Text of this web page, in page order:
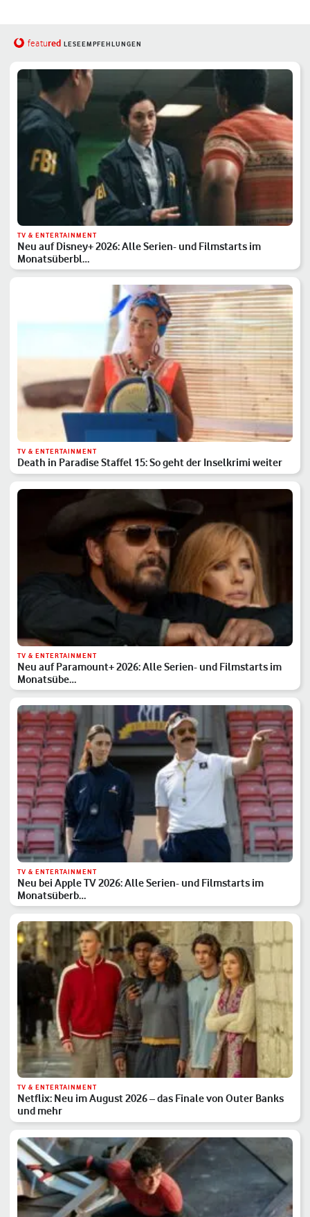
featured LESEEMPFEHLUNGEN
TV & ENTERTAINMENT
Neu auf Disney+ 2026: Alle Serien- und Filmstarts im
Monatsüberbl…
TV & ENTERTAINMENT
Death in Paradise Staffel 15: So geht der Inselkrimi weiter
TV & ENTERTAINMENT
Neu auf Paramount+ 2026: Alle Serien- und Filmstarts im
Monatsübe…
TV & ENTERTAINMENT
Neu bei Apple TV 2026: Alle Serien- und Filmstarts im
Monatsüberb…
TV & ENTERTAINMENT
Netflix: Neu im August 2026 – das Finale von Outer Banks
und mehr